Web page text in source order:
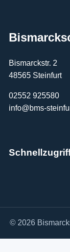
Bismarckstr. 2
48565 Steinfurt
02552 925580
info@bms-
© 2026